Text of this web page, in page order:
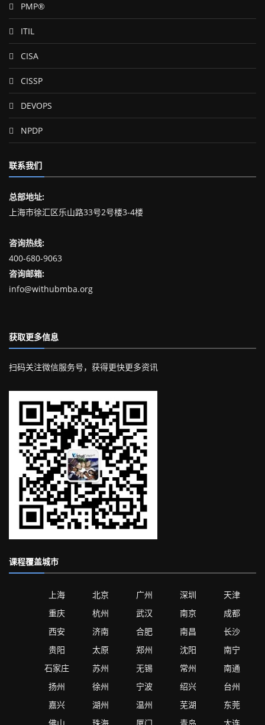
PMP®
ITIL
CISA
CISSP
DEVOPS
NPDP
联系我们
总部地址:
上海市徐汇区乐山路33号2号楼3-4楼
咨询热线:
400-680-9063
咨询邮箱:
info@withubmba.org
获取更多信息
扫码关注微信服务号，获得更快更多资讯
课程覆盖城市
上海 北京 广州 深圳
天津
重庆
杭州 武汉 南京
成都
西安
济南 合肥 南昌
长沙
贵阳
太原 郑州 沈阳
南宁
石家庄
苏州 无锡 常州
南通
扬州
徐州 宁波 绍兴
台州
嘉兴
湖州 温州 芜湖
东莞